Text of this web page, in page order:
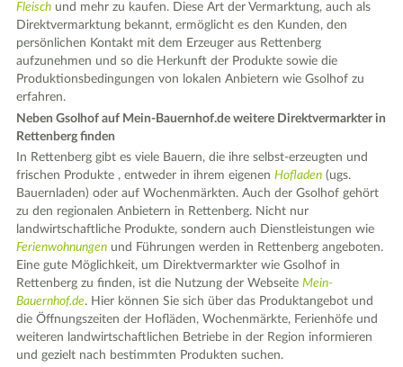
Fleisch und mehr zu kaufen. Diese Art der Vermarktung, auch als
Direktvermarktung bekannt, ermöglicht es den Kunden, den
persönlichen Kontakt mit dem Erzeuger aus Rettenberg
aufzunehmen und so die Herkunft der Produkte sowie die
Produktionsbedingungen von lokalen Anbietern wie Gsolhof zu
erfahren.
Neben Gsolhof auf Mein-Bauernhof.de weitere Direktvermarkter in
Rettenberg finden
In Rettenberg gibt es viele Bauern, die ihre selbst-erzeugten und
frischen Produkte , entweder in ihrem eigenenHofladen (ugs.
Bauernladen) oder auf Wochenmärkten. Auch der Gsolhof gehört
zu den regionalen Anbietern in Rettenberg. Nicht nur
landwirtschaftliche Produkte, sondern auch Dienstleistungen wie
Ferienwohnungen und Führungen werden in Rettenberg angeboten.
Eine gute Möglichkeit, um Direktvermarkter wie Gsolhof in
Rettenberg zu finden, ist die Nutzung der WebseiteMein-
Bauernhof.de. Hier können Sie sich über das Produktangebot und
die Öffnungszeiten der Hofläden, Wochenmärkte, Ferienhöfe und
weiteren landwirtschaftlichen Betriebe in der Region informieren
und gezielt nach bestimmten Produkten suchen.